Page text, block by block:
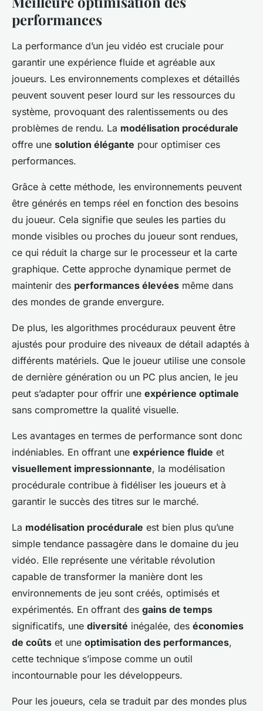
performances
La performance d’un jeu vidéo est cruciale pour
garantir une expérience fluide et agréable aux
joueurs. Les environnements complexes et détaillés
peuvent souvent peser lourd sur les ressources du
système, provoquant des ralentissements ou des
problèmes de rendu. La modélisation procédurale
offre une solution élégante pour optimiser ces
performances.
Grâce à cette méthode, les environnements peuvent
être générés en temps réel en fonction des besoins
du joueur. Cela signifie que seules les parties du
monde visibles ou proches du joueur sont rendues,
ce qui réduit la charge sur le processeur et la carte
graphique. Cette approche dynamique permet de
maintenir des performances élevées même dans
des mondes de grande envergure.
De plus, les algorithmes procéduraux peuvent être
ajustés pour produire des niveaux de détail adaptés à
différents matériels. Que le joueur utilise une console
de dernière génération ou un PC plus ancien, le jeu
peut s’adapter pour offrir une expérience optimale
sans compromettre la qualité visuelle.
Les avantages en termes de performance sont donc
indéniables. En offrant une expérience fluide et
visuellement impressionnante, la modélisation
procédurale contribue à fidéliser les joueurs et à
garantir le succès des titres sur le marché.
La modélisation procédurale est bien plus qu’une
simple tendance passagère dans le domaine du jeu
vidéo. Elle représente une véritable révolution
capable de transformer la manière dont les
environnements de jeu sont créés, optimisés et
expérimentés. En offrant des gains de temps
significatifs, une diversité inégalée, des économies
de coûts et une optimisation des performances,
cette technique s’impose comme un outil
incontournable pour les développeurs.
Pour les joueurs, cela se traduit par des mondes plus